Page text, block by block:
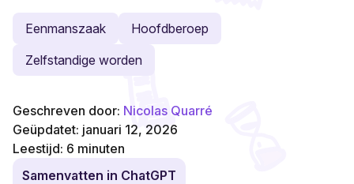
Eenmanszaak
Hoofdberoep
Zelfstandige worden
Geschreven door: Nicolas Quarré
Geüpdatet: januari 12, 2026
Leestijd: 6 minuten
Samenvatten in ChatGPT